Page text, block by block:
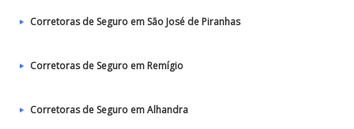
Corretoras de Seguro em São José de Piranhas
Corretoras de Seguro em Remígio
Corretoras de Seguro em Alhandra